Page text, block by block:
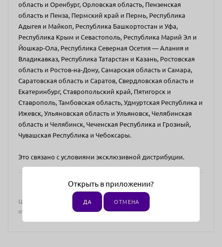
область и Оренбург, Орловская область, Пензенская
область и Пенза, Пермский край и Пермь, Республика
Адыгея и Майкоп, Республика Башкортостан и Уфа,
Республика Крым и Севастополь, Республика Марий Эл и
Йошкар-Ола, Республика Северная Осетия — Алания и
Владикавказ, Республика Татарстан и Казань, Ростовская
область и Ростов-на-Дону, Самарская область и Самара,
Саратовская область и Саратов, Свердловская область и
Екатеринбург, Ставропольский край, Пятигорск и
Ставрополь, Тамбовская область, Удмуртская Республика и
Ижевск, Ульяновская область и Ульяновск, Челябинская
область и Челябинск, Чеченская Республика и Грозный,
Чувашская Республика и Чебоксары.
Это связано с условиями эксклюзивной дистрибуции.
Цена действительна только для интернет-магазина и может
отличаться от цен в розничных магазинах
Открыть в приложении?
ДА ОТМЕНА